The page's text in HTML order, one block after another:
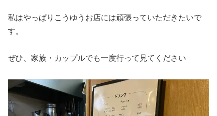
私はやっぱりこうゆうお店には頑張っていただきたいで
す。
ぜひ、家族・カップルでも一度行って見てください